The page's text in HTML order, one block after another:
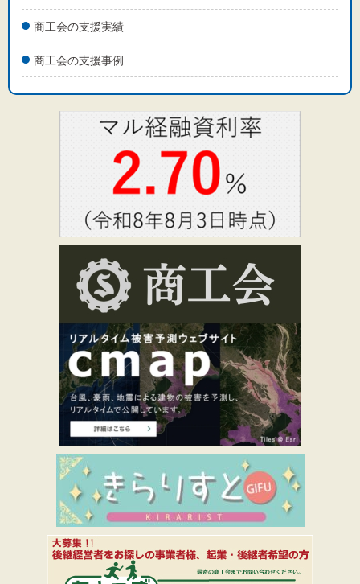
商工会の支援実績
商工会の支援事例